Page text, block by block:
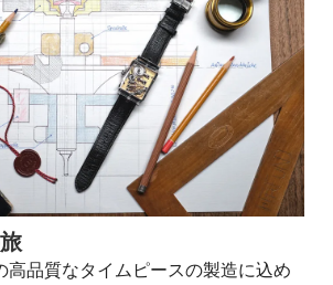
高品質なタイムピースの製造に込め